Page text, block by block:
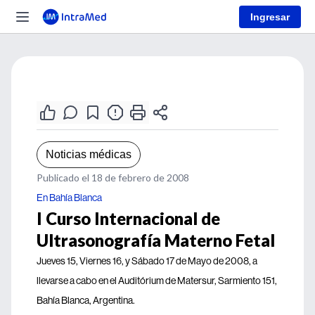
Ingresar
Noticias médicas
Publicado el 18 de febrero de 2008
En Bahía Blanca
I Curso Internacional de
Ultrasonografía Materno Fetal
Jueves 15, Viernes 16, y Sábado 17 de Mayo de 2008, a
llevarse a cabo en el Auditórium de Matersur, Sarmiento 151,
Bahía Blanca, Argentina.